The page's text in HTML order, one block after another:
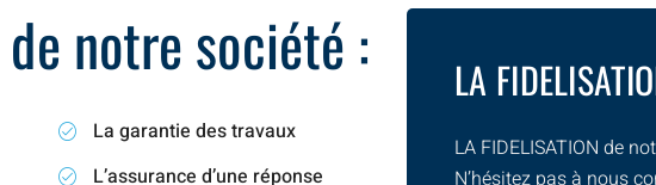
notre société :
La garantie des travaux
L’assurance d’une réponse
LA
LA FIDELISATION de
N’hésitez pas à nous